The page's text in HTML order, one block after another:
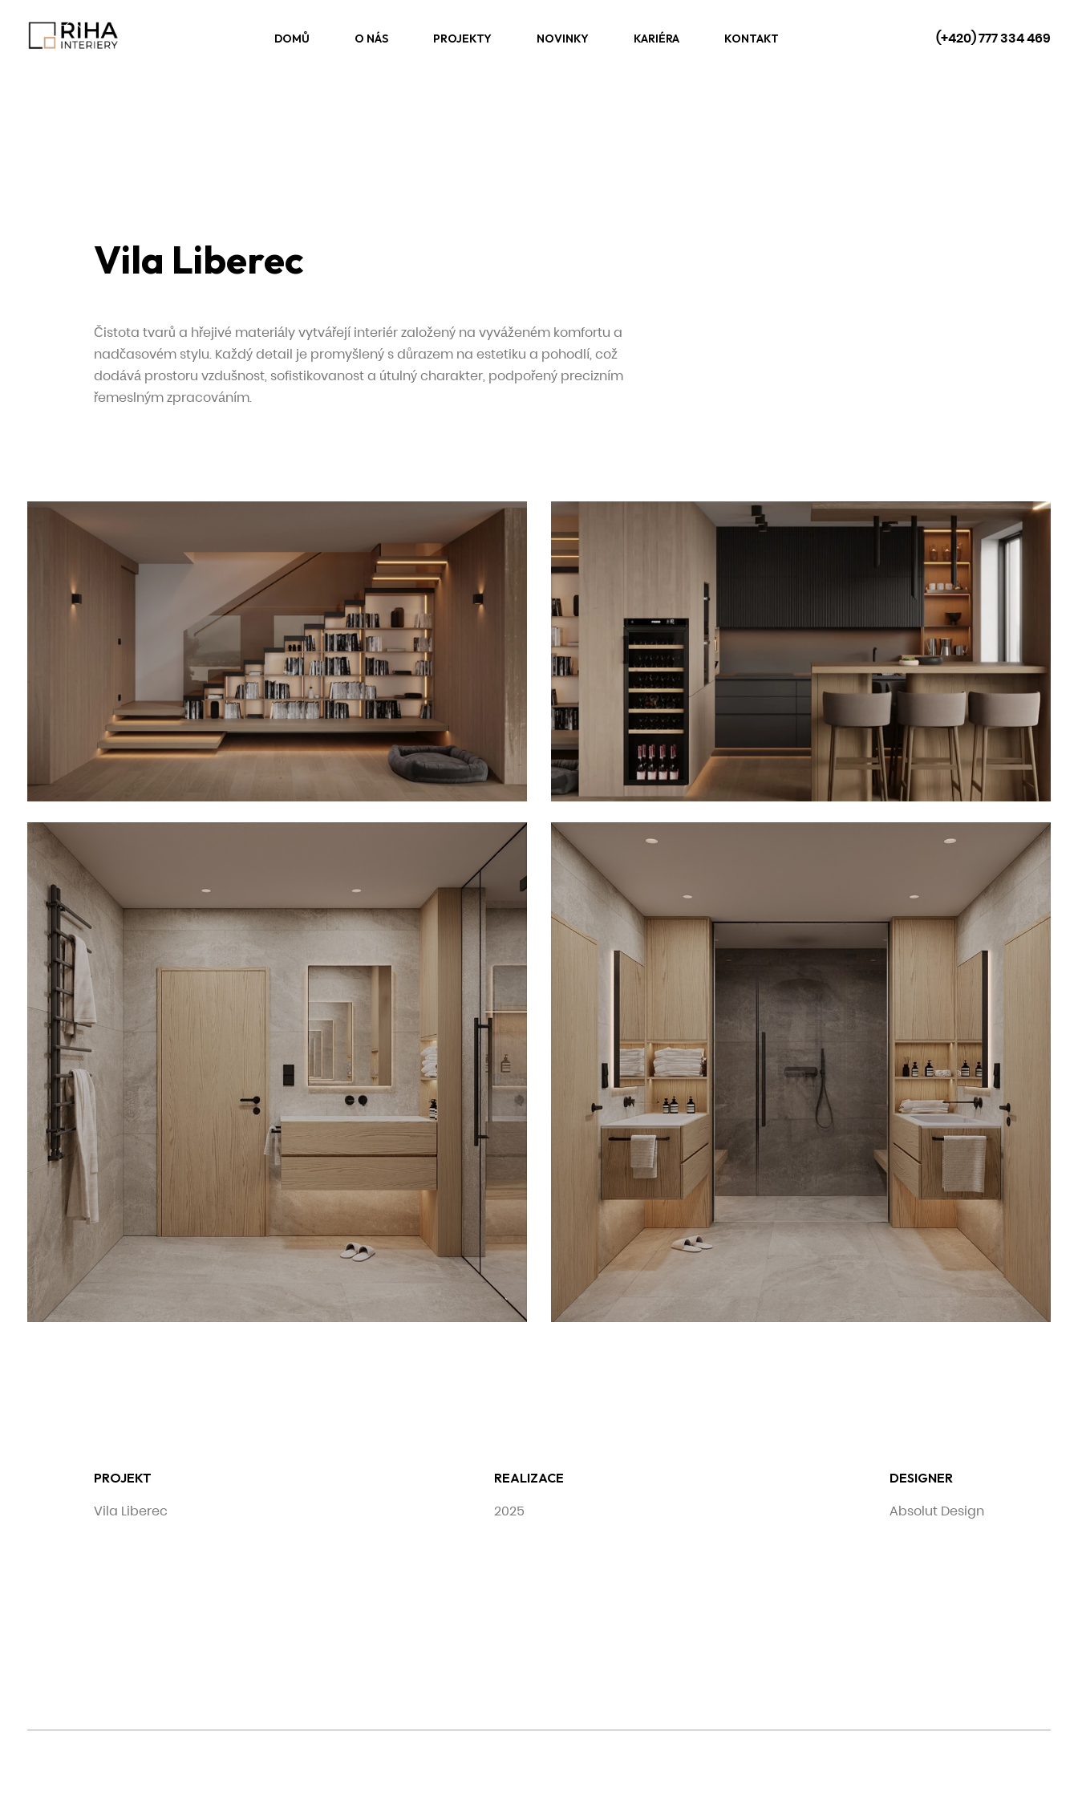
DOMŮ O NÁS PROJEKTY NOVINKY KARIÉRA KONTAKT (+420) 777 334 469
Vila Liberec
Čistota tvarů a hřejivé materiály vytvářejí interiér založený na vyváženém komfortu a
nadčasovém stylu. Každý detail je promyšlený s důrazem na estetiku a pohodlí, což
dodává prostoru vzdušnost, sofistikovanost a útulný charakter, podpořený precizním
řemeslným zpracováním.
PROJEKT
Vila Liberec
REALIZACE
2025
DESIGNER
Absolut Design